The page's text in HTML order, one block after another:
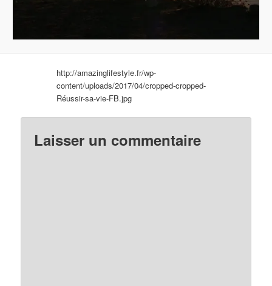
http://amazinglifestyle.fr/wp-
content/uploads/2017/04/cropped-cropped-
Réussir-sa-vie-FB.jpg
Laisser un commentaire